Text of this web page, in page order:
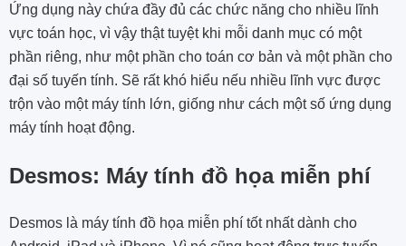
Ứng dụng này chứa đầy đủ các chức năng cho nhiều lĩnh
vực toán học, vì vậy thật tuyệt khi mỗi danh mục có một
phần riêng, như một phần cho toán cơ bản và một phần cho
đại số tuyến tính. Sẽ rất khó hiểu nếu nhiều lĩnh vực được
trộn vào một máy tính lớn, giống như cách một số ứng dụng
máy tính hoạt động.
Desmos: Máy tính đồ họa miễn phí
Desmos là máy tính đồ họa miễn phí tốt nhất dành cho